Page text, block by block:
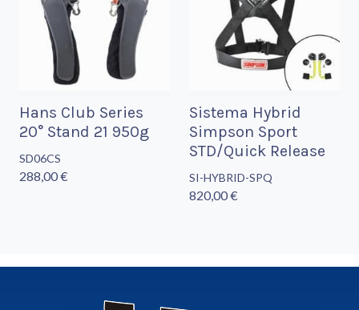
Hans Club Series
20° Stand 21 950g
SD06CS
288,00 €
Sistema Hybrid
Simpson Sport
STD/Quick Release
SI-HYBRID-SPQ
820,00 €